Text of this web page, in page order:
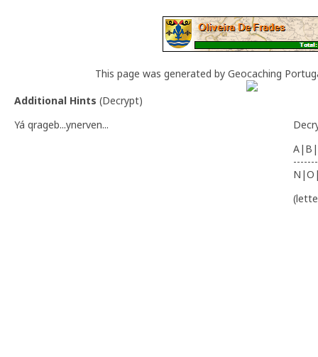
This page was generated by Geocaching
Additional Hints (Decrypt)
Yá qrageb...ynerven...